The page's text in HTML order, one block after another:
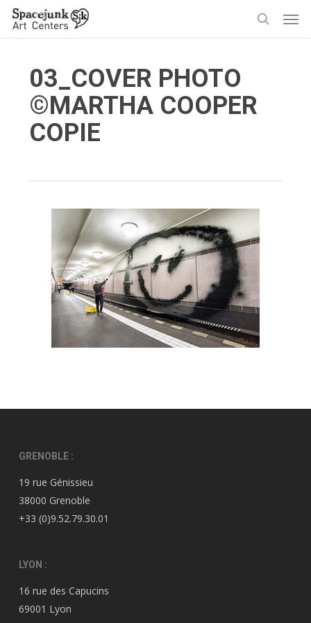
Skip
03_COVER PHOTO
©MARTHA COOPER
COPIE
GRENOBLE :
19 rue Génissieu
38000 Grenoble
+33 (0)9.52.79.30.01
LYON :
16 rue des Capucins
69001 Lyon